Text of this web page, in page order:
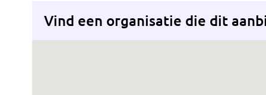
Vind een organisatie die dit